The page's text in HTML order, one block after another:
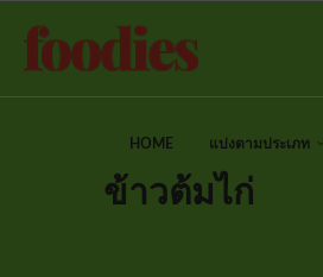
HOME แบ่งตามประเภท
ข้าวต้มไก่